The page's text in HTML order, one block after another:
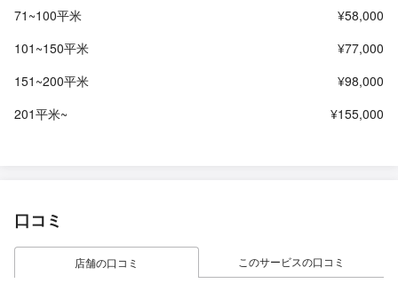
71~100平米
¥58,000
101~150平米
¥77,000
151~200平米
¥98,000
201平米~
¥155,000
口コミ
店舗の口コミ このサービスの口コミ